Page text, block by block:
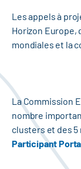
Les appels à
Horizon
mondiales et la
La Commission
nombre
clusters et des
Participant